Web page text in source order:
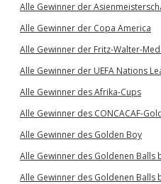
Alle Gewinner der
Alle Gewinner der Copa America
Alle Gewinner der Fritz-Walter-
Alle Gewinner der UEFA Nations
Alle Gewinner des Afrika-Cups
Alle Gewinner des CONCACAF-
Alle Gewinner des Golden Boy
Alle Gewinner des Goldenen Balls
Alle Gewinner des Goldenen Balls